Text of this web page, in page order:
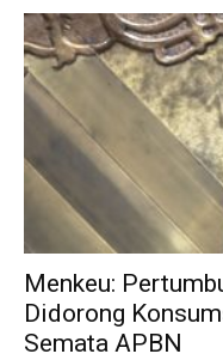
Menkeu:
Didorong
Semata APBN